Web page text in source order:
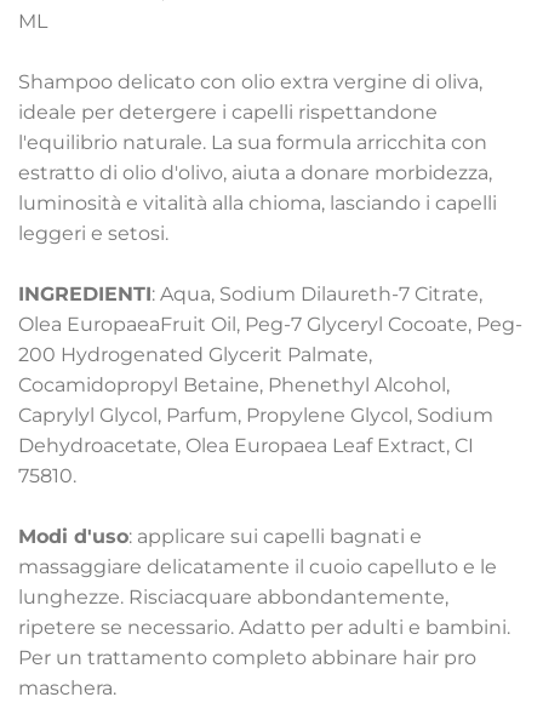
ML
Shampoo delicato con olio extra vergine di oliva,
ideale per detergere i capelli rispettandone
l'equilibrio naturale. La sua formula arricchita con
estratto di olio d'olivo, aiuta a donare morbidezza,
luminosità e vitalità alla chioma, lasciando i capelli
leggeri e setosi.
INGREDIENTI: Aqua, Sodium Dilaureth-7 Citrate,
Olea EuropaeaFruit Oil, Peg-7 Glyceryl Cocoate, Peg-
200 Hydrogenated Glycerit Palmate,
Cocamidopropyl Betaine, Phenethyl Alcohol,
Caprylyl Glycol, Parfum, Propylene Glycol, Sodium
Dehydroacetate, Olea Europaea Leaf Extract, CI
75810.
Modi d'uso: applicare sui capelli bagnati e
massaggiare delicatamente il cuoio capelluto e le
lunghezze. Risciacquare abbondantemente,
ripetere se necessario. Adatto per adulti e bambini.
Per un trattamento completo abbinare hair pro
maschera.